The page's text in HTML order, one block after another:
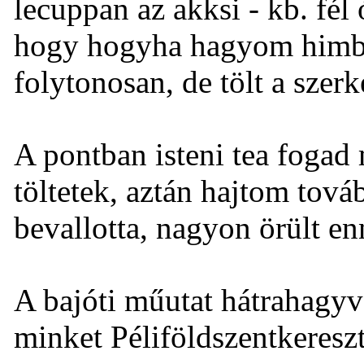
lecuppan az akksi - kb.
hogy hogyha hagyom
folytonosan, de tölt a
A pontban isteni tea
töltetek, aztán hajtom
bevallotta, nagyon örült
A bajóti műutat
minket